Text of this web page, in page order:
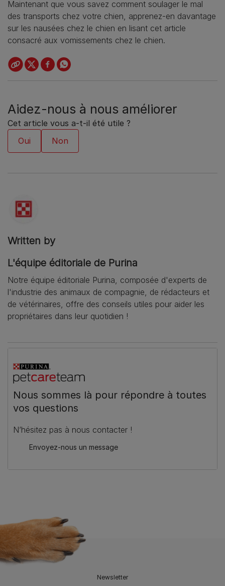
Maintenant que vous savez comment soulager le mal
des transports chez votre chien, apprenez-en davantage
sur les nausées chez le chien en lisant cet article
consacré aux vomissements chez le chien.
Aidez-nous à nous améliorer
Cet article vous a-t-il été utile ?
Written by
L'équipe éditoriale de Purina
Notre équipe éditoriale Purina, composée d'experts de
l'industrie des animaux de compagnie, de rédacteurs et
de vétérinaires, offre des conseils utiles pour aider les
propriétaires dans leur quotidien !
Nous sommes là pour répondre à toutes
vos questions
N’hésitez pas à nous contacter !
Envoyez-nous un message
Newsletter